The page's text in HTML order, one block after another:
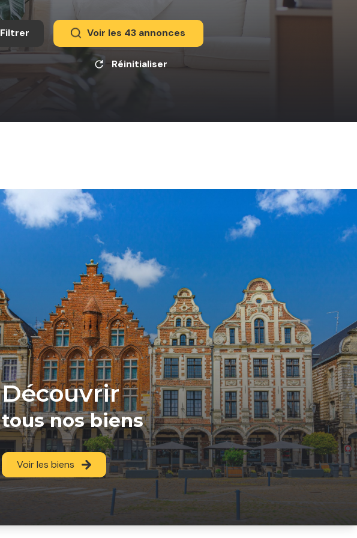
Filtrer Voir les 43 annonces
Réinitialiser
découvrir
tous nos biens
Voir les biens